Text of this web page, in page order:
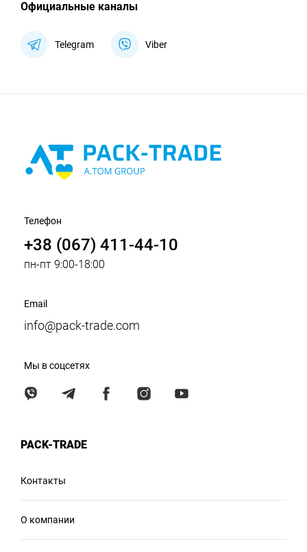
Официальные каналы
Telegram Viber
Телефон
+38 (067) 411-44-10
пн-пт 9:00-18:00
Email
info@pack-trade.com
Мы в соцсетях
PACK-TRADE
Контакты
О компании